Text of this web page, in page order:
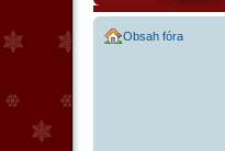
Obsah fóra